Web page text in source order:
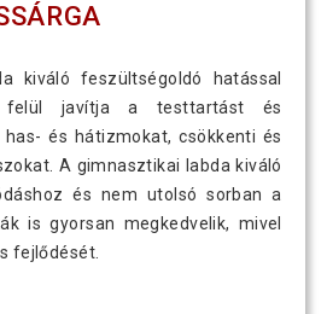
kiváló feszültségoldó hatással
felül javítja a testtartást és
és hátizmokat, csökkenti és
A gimnasztikai labda kiváló
és nem utolsó sorban a
is gyorsan megkedvelik, mivel
fejlődését.